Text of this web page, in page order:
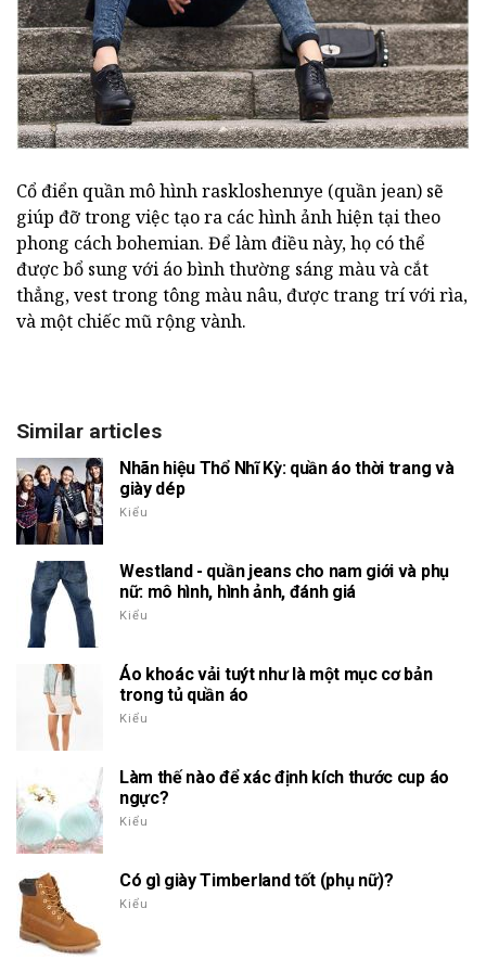
Cổ điển quần mô hình raskloshennye (quần jean) sẽ
giúp đỡ trong việc tạo ra các hình ảnh hiện tại theo
phong cách bohemian. Để làm điều này, họ có thể
được bổ sung với áo bình thường sáng màu và cắt
thẳng, vest trong tông màu nâu, được trang trí với rìa,
và một chiếc mũ rộng vành.
Similar articles
Nhãn hiệu Thổ Nhĩ Kỳ: quần áo thời trang và
giày dép
Kiểu
Westland - quần jeans cho nam giới và phụ
nữ: mô hình, hình ảnh, đánh giá
Kiểu
Áo khoác vải tuýt như là một mục cơ bản
trong tủ quần áo
Kiểu
Làm thế nào để xác định kích thước cup áo
ngực?
Kiểu
Có gì giày Timberland tốt (phụ nữ)?
Kiểu